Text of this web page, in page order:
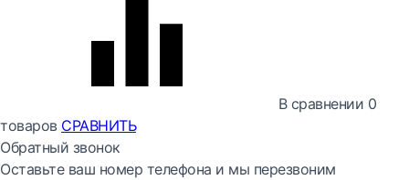
В сравнении 0
товаров СРАВНИТЬ
Обратный звонок
Оставьте ваш номер телефона и мы перезвоним